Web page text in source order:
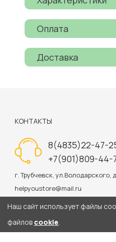
Оплата
Доставка
КОНТАКТЫ
8(4835)22-47-
+7(901)809-44-
г. Трубчевск,
helpyoustore@mail.ru
Наш сайт использует файлы
файлов cookie.